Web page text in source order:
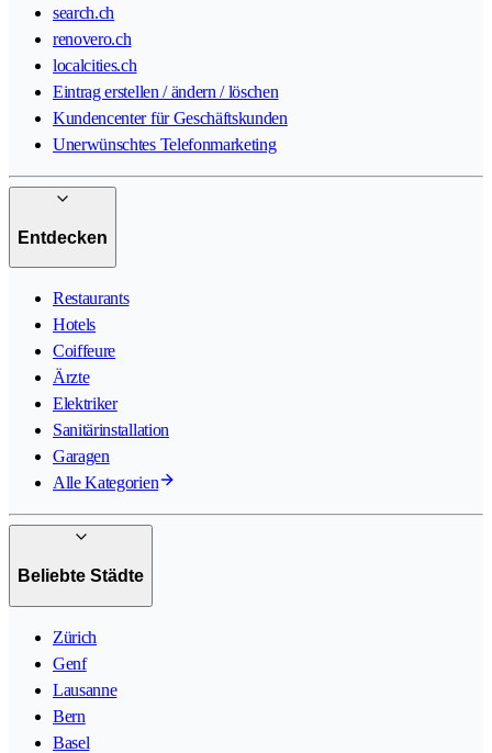
search.ch
renovero.ch
localcities.ch
Eintrag erstellen / ändern / löschen
Kundencenter für Geschäftskunden
Unerwünschtes Telefonmarketing
Entdecken
Restaurants
Hotels
Coiffeure
Ärzte
Elektriker
Sanitärinstallation
Garagen
Alle Kategorien
Beliebte Städte
Zürich
Genf
Lausanne
Bern
Basel